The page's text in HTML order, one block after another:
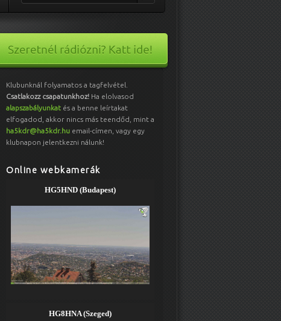
Klubunknál folyamatos a tagfelvétel.
Csatlakozz csapatunkhoz! Ha elolvasod
alapszabályunkat és a benne leírtakat
elfogadod, akkor nincs más teendőd, mint a
ha5kdr@ha5kdr.hu email-címen, vagy egy
klubnapon jelentkezni nálunk!
Online webkamerák